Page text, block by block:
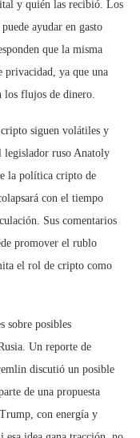
y quién las recibió. Los
ayudar en gasto
que la misma
privacidad, ya que una
los flujos de dinero.
cripto siguen volátiles y
legislador ruso Anatoly
la política cripto de
con el tiempo
Sus comentarios
promover el rublo
el rol de cripto como
sobre posibles
Un reporte de
discutió un posible
de una propuesta
con energía y